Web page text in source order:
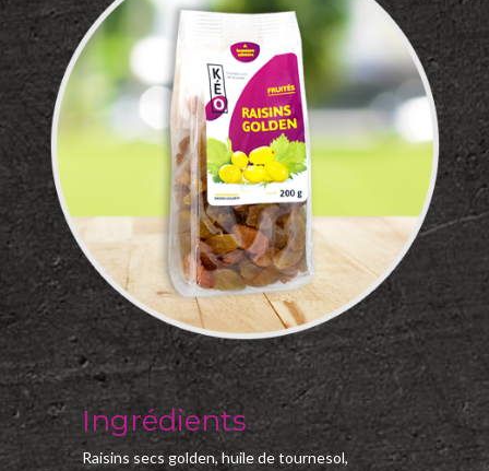
Ingrédients
Raisins secs golden, huile de tournesol,